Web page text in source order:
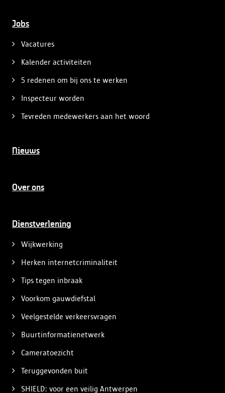
Jobs
Vacatures
Kalender activiteiten
5 redenen om bij ons te werken
Inspecteur worden
Tevreden medewerkers aan het woord
Nieuws
Over ons
Dienstverlening
Wijkwerking
Herken internetcriminaliteit
Tips tegen inbraak
Voorkom gauwdiefstal
Veelgestelde verkeersvragen
Buurtinformatienetwerk
Cameratoezicht
Teruggevonden buit
SHIELD: voor een veilig Antwerpen